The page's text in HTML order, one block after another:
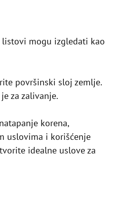
mogu izgledati kao
površinski sloj zemlje.
za zalivanje.
korena,
uslovima i korišćenje
idealne uslove za